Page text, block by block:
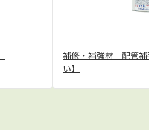
補修・補強材 配管補
い】